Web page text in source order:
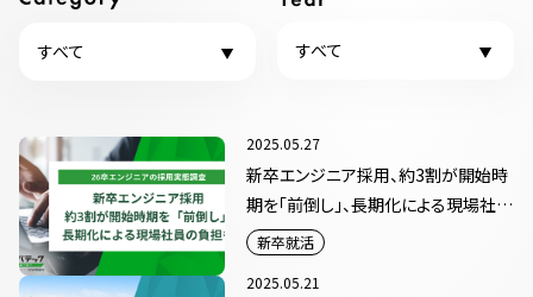
すべて すべて
2025.05.27
新卒エンジニア採用、約3割が開始時
期を「前倒し」、長期化による現場社員
の負担も
新卒就活
2025.05.21